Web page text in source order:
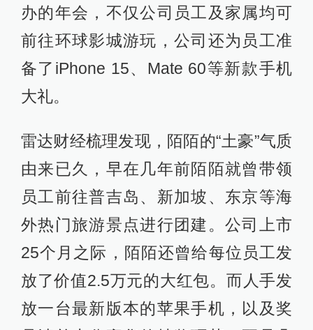
办的年会，不仅公司员工及家属均可
前往环球影城游玩，公司还为员工准
备了iPhone 15、Mate 60等新款手机
大礼。
雷达财经梳理发现，陌陌的“土豪”气质
由来已久，早在几年前陌陌就曾带领
员工前往普吉岛、新加坡、东京等海
外热门旅游景点进行团建。公司上市
25个月之际，陌陌还曾给每位员工发
放了价值2.5万元的大红包。而人手发
放一台最新版本的苹果手机，以及奖